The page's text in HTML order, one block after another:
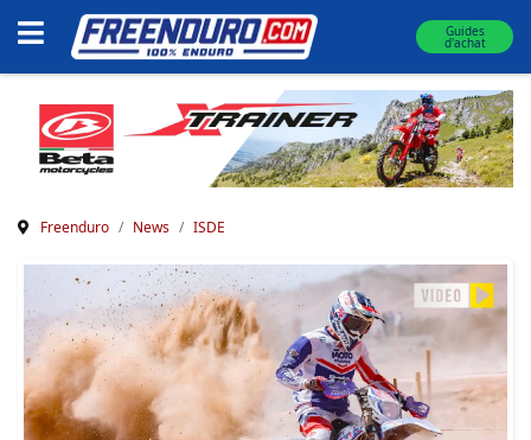
Guides
d'achat
Freenduro News ISDE